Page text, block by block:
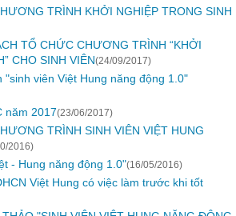
TRÌNH KHỞI NGHIỆP TRONG SINH
TỔ CHỨC CHƯƠNG TRÌNH “KHỞI
CHO SINH VIÊN(24/09/2017)
viên Việt Hung năng động 1.0"
năm 2017(23/06/2017)
TRÌNH SINH VIÊN VIỆT HUNG
2016)
- Hung năng động 1.0"(16/05/2016)
Việt Hung có việc làm trước khi tốt